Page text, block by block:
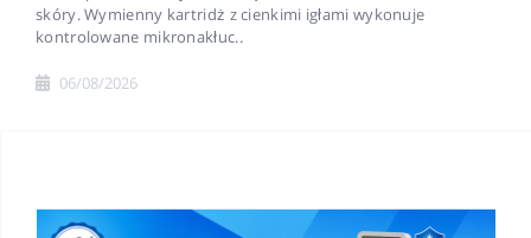
skóry. Wymienny kartridż z cienkimi igłami wykonuje
kontrolowane mikronakłuc..
06/08/2026